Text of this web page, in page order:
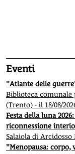
Eventi
"Atlante delle
Biblioteca
(Trento) - il 18/08/
Festa della luna
riconnessione
Salaiola di Arcidosso
"Menopausa: corpo,